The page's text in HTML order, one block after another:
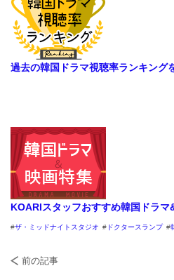
過去の韓国ドラマ視聴率ランキング
KOARIスタッフおすすめ韓国ドラマ
ザ・ミッドナイトスタジオ ドクタースランプ
前の記事